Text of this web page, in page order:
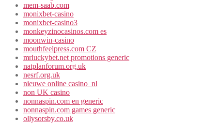
mem-saab.com
monixbet-casino
monixbet-casino3
monkeyzinocasinos.com es
moonwin-casino
mouthfeelpress.com CZ
mrluckybet.net promotions generic
natplanforum.org.uk
nesrf.org.uk
nieuwe online casino_nl
non UK casino
nonnaspin.com en generic
nonnaspin.com games generic
ollysorsby.co.uk